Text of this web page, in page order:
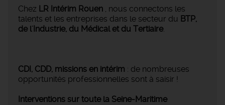
Chez LR Intérim Rouen , nous connectons les
talents et les entreprises dans le secteur du BTP,
de l'Industrie, du Médical et du Tertiaire.
CDI, CDD, missions en intérim : de nombreuses
opportunités professionnelles sont à saisir !
Interventions sur toute la Seine-Maritime